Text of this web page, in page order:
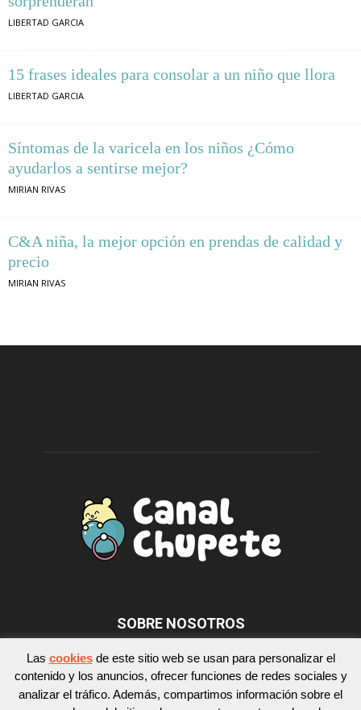
LIBERTAD GARCIA
15 frases ideales para consolar a un niño que llora
LIBERTAD GARCIA
Síntomas de la varicela en los niños ¿Cómo
ayudarlos a sentirse mejor?
MIRIAN RIVAS
C&A niña, la mejor opción en prendas de calidad y
precio
MIRIAN RIVAS
SOBRE NOSOTROS
SÍGUENOS
Las cookiesde este sitio web se usan para personalizar el
contenido y los anuncios, ofrecer funciones de redes sociales y
analizar el tráfico. Además, compartimos información sobre el